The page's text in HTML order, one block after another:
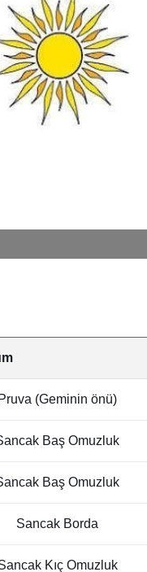
Pruva (Geminin önü)
Baş Omuzluk
Baş Omuzluk
Sancak Borda
Kıç Omuzluk
Park
Sosyal
Büyük Yankı